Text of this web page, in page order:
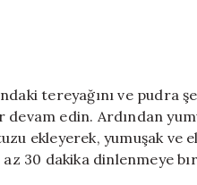
tereyağını ve pudra
devam edin. Ardından
ekleyerek, yumuşak ve
30 dakika dinlenmeye